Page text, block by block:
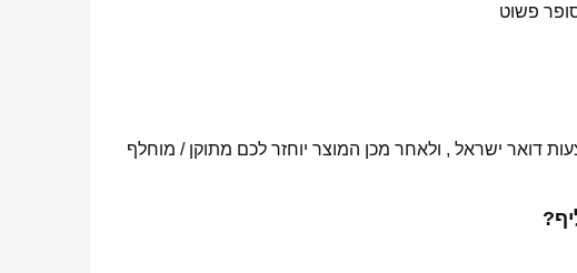
פשוט
דואר ישראל , ולאחר מכן המוצר יוחזר לכם מתוקן / מוחלף